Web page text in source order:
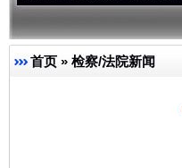
首页 » 检察/法院新闻